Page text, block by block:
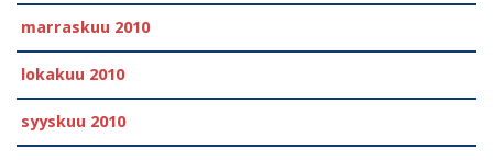
marraskuu 2010
lokakuu 2010
syyskuu 2010